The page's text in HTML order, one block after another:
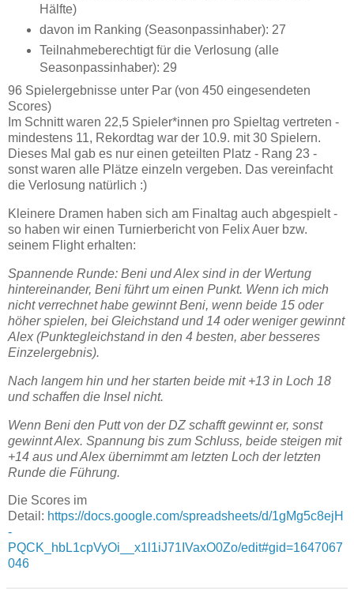
Hälfte)
davon im Ranking (Seasonpassinhaber): 27
Teilnahmeberechtigt für die Verlosung (alle
Seasonpassinhaber): 29
96 Spielergebnisse unter Par (von 450 eingesendeten
Scores)
Im Schnitt waren 22,5 Spieler*innen pro Spieltag vertreten -
mindestens 11, Rekordtag war der 10.9. mit 30 Spielern.
Dieses Mal gab es nur einen geteilten Platz - Rang 23 -
sonst waren alle Plätze einzeln vergeben. Das vereinfacht
die Verlosung natürlich :)
Kleinere Dramen haben sich am Finaltag auch abgespielt -
so haben wir einen Turnierbericht von Felix Auer bzw.
seinem Flight erhalten:
Spannende Runde: Beni und Alex sind in der Wertung
hintereinander, Beni führt um einen Punkt. Wenn ich mich
nicht verrechnet habe gewinnt Beni, wenn beide 15 oder
höher spielen, bei Gleichstand und 14 oder weniger gewinnt
Alex (Punktegleichstand in den 4 besten, aber besseres
Einzelergebnis).
Nach langem hin und her starten beide mit +13 in Loch 18
und schaffen die Insel nicht.
Wenn Beni den Putt von der DZ schafft gewinnt er, sonst
gewinnt Alex. Spannung bis zum Schluss, beide steigen mit
+14 aus und Alex übernimmt am letzten Loch der letzten
Runde die Führung.
Die Scores im
Detail: https://docs.google.com/spreadsheets/d/1gMg5c8ejH
-
PQCK_hbL1cpVyOi__x1l1iJ71IVaxO0Zo/edit#gid=1647067
046